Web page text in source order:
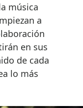
música
a
en sus
de cada
lo más